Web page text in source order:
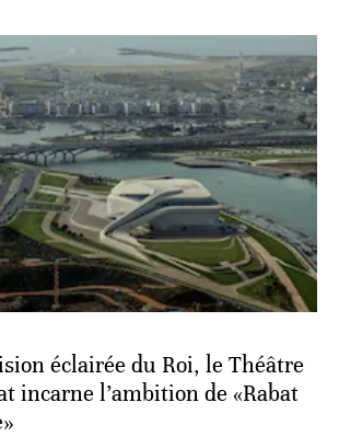
éclairée du Roi, le Théâtre
incarne l’ambition de «Rabat